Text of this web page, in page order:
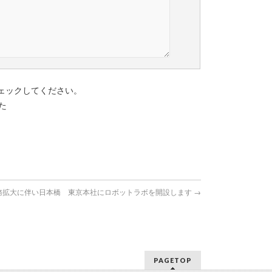
クしてください。
拡大に伴い日本橋 東京本社にロボットラボを開設します →
PAGETOP